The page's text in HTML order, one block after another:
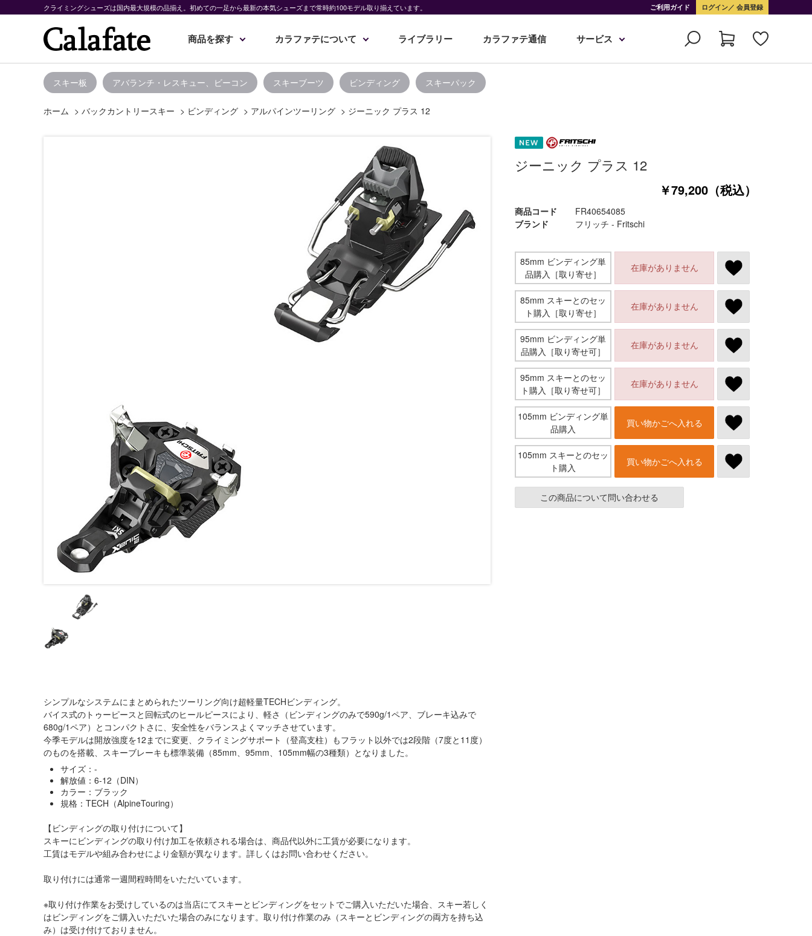
クライミングシューズは国内最大規模の品揃え。初めての一足から最新の本気シューズまで常時約100モデル取り揃えています。 ご利用ガイド ログイン 会員登録
商品を探す カラファテについて ライブラリー カラファテ通信 サービス
スキー板 アバランチ・レスキュー、ビーコン スキーブーツ ビンディング スキーパック
ホーム > バックカントリースキー > ビンディング > アルパインツーリング > ジーニック プラス 12
シンプルなシステムにまとめられたツーリング向け超軽量TECHビンディング。
バイス式のトゥーピースと回転式のヒールピースにより、軽さ（ビンディングのみで590g/1ペア、ブレーキ込みで
680g/1ペア）とコンパクトさに、安全性をバランスよくマッチさせています。
今季モデルは開放強度を12までに変更、クライミングサポート（登高支柱）もフラット以外では2段階（7度と11度）
のものを搭載、スキーブレーキも標準装備（85mm、95mm、105mm幅の3種類）となりました。
サイズ：-
解放値：6-12（DIN）
カラー：ブラック
規格：TECH（AlpineTouring）
【ビンディングの取り付けについて】
スキーにビンディングの取り付け加工を依頼される場合は、商品代以外に工賃が必要になります。
工賃はモデルや組み合わせにより金額が異なります。詳しくはお問い合わせください。
取り付けには通常一週間程時間をいただいています。
※取り付け作業をお受けしているのは当店にてスキーとビンディングをセットでご購入いただいた場合、スキー若しく
はビンディングをご購入いただいた場合のみになります。取り付け作業のみ（スキーとビンディングの両方を持ち込
み）は受け付けておりません。
ジーニック プラス 12
￥79,200（税込）
商品コード
FR40654085
ブランド
フリッチ - Fritschi
85mm ビンディング単
品購入［取り寄せ］
在庫がありません
85mm スキーとのセッ
ト購入［取り寄せ］
在庫がありません
95mm ビンディング単
品購入［取り寄せ可］
在庫がありません
95mm スキーとのセッ
ト購入［取り寄せ可］
在庫がありません
105mm ビンディング単
品購入
買い物かごへ入れる
105mm スキーとのセッ
ト購入
買い物かごへ入れる
この商品について問い合わせる